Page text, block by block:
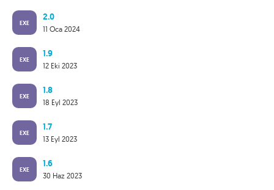
EXE
2.0
11 Oca 2024
EXE
1.9
12 Eki 2023
EXE
1.8
18 Eyl 2023
EXE
1.7
13 Eyl 2023
EXE
1.6
30 Haz 2023